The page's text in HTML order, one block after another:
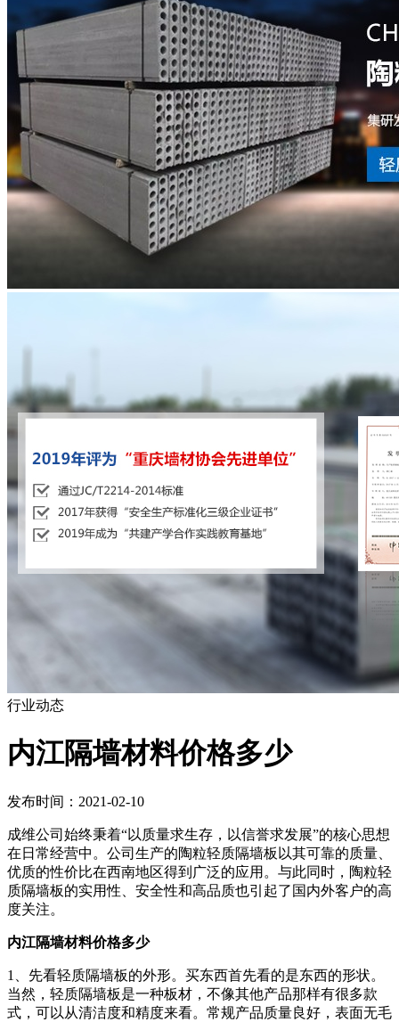
行业动态
内江隔墙材料价格多少
发布时间：2021-02-10
成维公司始终秉着“以质量求生存，以信誉求发展”的核心思想
在日常经营中。公司生产的陶粒轻质隔墙板以其可靠的质量、
优质的性价比在西南地区得到广泛的应用。与此同时，陶粒轻
质隔墙板的实用性、安全性和高品质也引起了国内外客户的高
度关注。
内江隔墙材料价格多少
1、先看轻质隔墙板的外形。买东西首先看的是东西的形状。
当然，轻质隔墙板是一种板材，不像其他产品那样有很多款
式，可以从清洁度和精度来看。常规产品质量良好，表面无毛